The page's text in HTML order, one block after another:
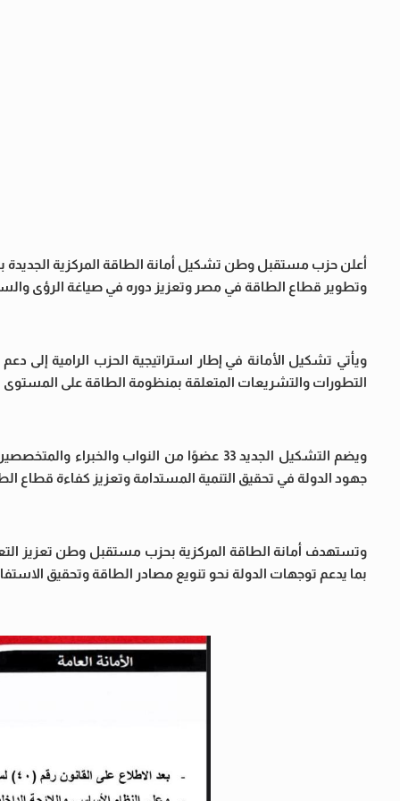
أعلن حزب مستقبل وطن تشكيل أمانة الطاقة المركزية الجديدة
وتطوير قطاع الطاقة في مصر وتعزيز دوره في صياغة الرؤى
ويأتي تشكيل الأمانة في إطار استراتيجية الحزب الرامية إلى
التطورات والتشريعات المتعلقة بمنظومة الطاقة على المستوى
ويضم التشكيل الجديد 33 عضوًا من النواب
جهود الدولة في تحقيق التنمية المستدامة وتعزيز كفاءة قطاع
وتستهدف أمانة الطاقة المركزية بحزب مستقبل وطن تعزيز
بما يدعم توجهات الدولة نحو تنويع مصادر الطاقة وتحقيق